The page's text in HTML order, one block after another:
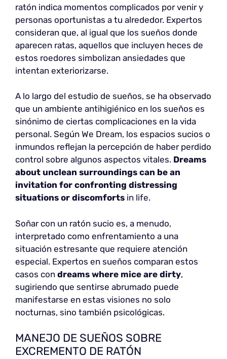
ratón indica momentos complicados por venir y
personas oportunistas a tu alrededor. Expertos
consideran que, al igual que los sueños donde
aparecen ratas, aquellos que incluyen heces de
estos roedores simbolizan ansiedades que
intentan exteriorizarse.
A lo largo del estudio de sueños, se ha observado
que un ambiente antihigiénico en los sueños es
sinónimo de ciertas complicaciones en la vida
personal. Según We Dream, los espacios sucios o
inmundos reflejan la percepción de haber perdido
control sobre algunos aspectos vitales. Dreams
about unclean surroundings can be an
invitation for confronting distressing
situations or discomforts in life.
Soñar con un ratón sucio es, a menudo,
interpretado como enfrentamiento a una
situación estresante que requiere atención
especial. Expertos en sueños comparan estos
casos con dreams where mice are dirty,
sugiriendo que sentirse abrumado puede
manifestarse en estas visiones no solo
nocturnas, sino también psicológicas.
MANEJO DE SUEÑOS SOBRE
EXCREMENTO DE RATÓN